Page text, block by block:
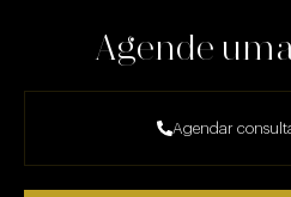
Agende
Agendar